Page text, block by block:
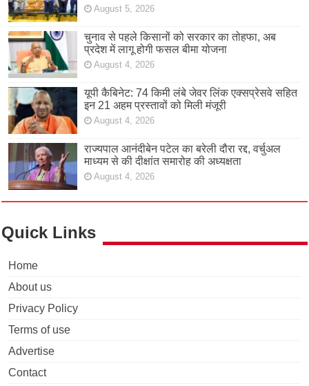
August 5, 2026
चुनाव से पहले किसानों को सरकार का तोहफा, अब
प्रदेश में लागू होगी फसल बीमा योजना
August 4, 2026
यूपी कैबिनेट: 74 किमी लंबे जेवर लिंक एक्सप्रेसवे सहित
इन 21 अहम प्रस्तावों को मिली मंजूरी
August 4, 2026
राज्यपाल आनंदीबेन पटेल का बरेली दौरा रद्द, वर्चुअल
माध्यम से की दीक्षांत समारोह की अध्यक्षता
August 4, 2026
Quick Links
Home
About us
Privacy Policy
Terms of use
Advertise
Contact